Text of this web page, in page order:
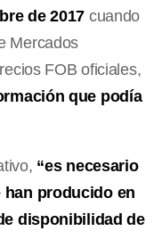
de 2017 cuando
Mercados
FOB oficiales,
que podía
“es necesario
han producido en
disponibilidad de